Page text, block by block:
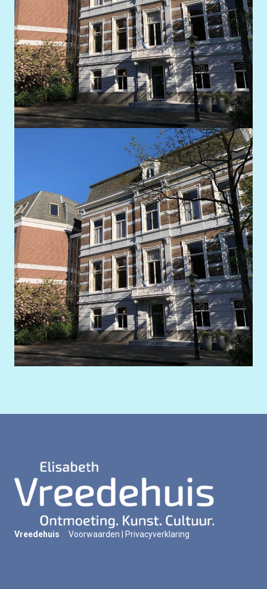
Vreedehuis Voorwaarden Privacyverklaring